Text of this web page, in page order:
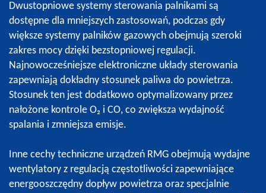
Dwustopniowe systemy sterowania palnikami są
dostępne dla mniejszych zastosowań, podczas gdy
większe systemy palników gazowych obejmują szeroki
zakres mocy dzięki bezstopniowej regulacji.
Najnowocześniejsze elektroniczne układy sterowania
zapewniają dokładny stosunek paliwa do powietrza.
Stosunek ten jest dodatkowo optymalizowany przez
nałożone kontrole O₂ i CO, co zwiększa wydajność
spalania i zmniejsza emisje.
Inne cechy techniczne urządzeń RMG obejmują wydajne
wentylatory z regulacją częstotliwości zapewniające
energooszczędny dopływ powietrza oraz specjalnie